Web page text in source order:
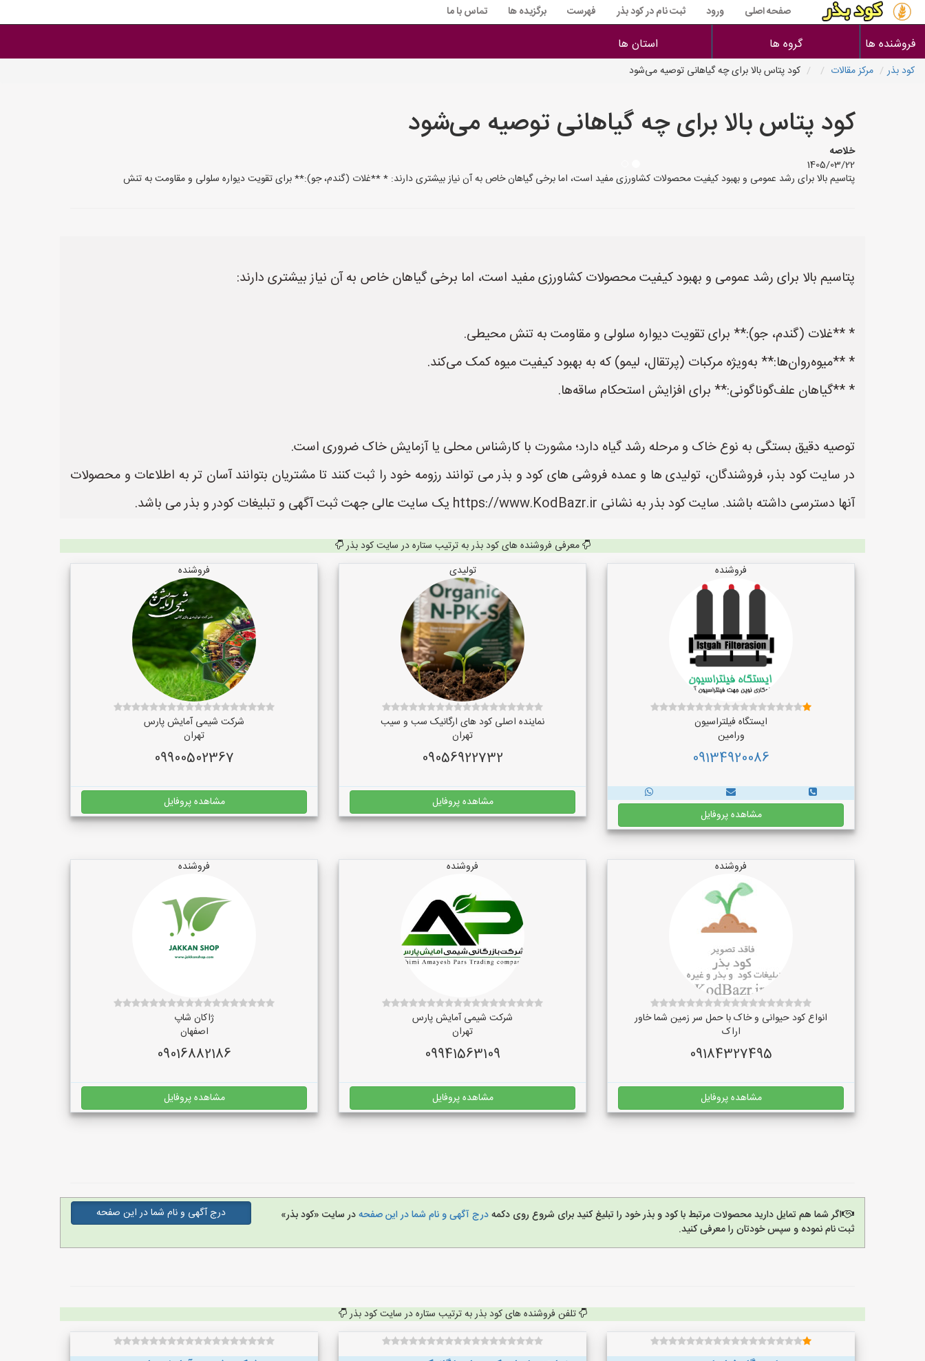
صفحه اصلی ورود ثبت نام در کود بذر فهرست برگزیده ها تماس با ما
فروشنده ها گروه ها استان ها
کود بذر مرکز مقالات کود پتاس بالا برای چه گیاهانی توصیه می‌شود
کود پتاس بالا برای چه گیاهانی توصیه می‌شود
خلاصه
1405/03/22
پتاسیم بالا برای رشد عمومی و بهبود کیفیت محصولات کشاورزی مفید است، اما برخی گیاهان خاص به آن نیاز بیشتری دارند: * **غلات (گندم، جو):** برای تقویت دیواره سلولی و مقاومت به تنش
پتاسیم بالا برای رشد عمومی و بهبود کیفیت محصولات کشاورزی مفید است، اما برخی گیاهان خاص به آن نیاز بیشتری دارند:
* **غلات (گندم، جو):** برای تقویت دیواره سلولی و مقاومت به تنش محیطی.
* **میوه‌روان‌ها:** به‌ویژه مرکبات (پرتقال، لیمو) که به بهبود کیفیت میوه کمک می‌کند.
* **گیاهان علف‌گوناگونی:** برای افزایش استحکام ساقه‌ها.
توصیه دقیق بستگی به نوع خاک و مرحله رشد گیاه دارد؛ مشورت با کارشناس محلی یا آزمایش خاک ضروری است.
در سایت کود بذر، فروشندگان، تولیدی ها و عمده فروشی های کود و بذر می توانند رزومه خود را ثبت کنند تا مشتریان بتوانند آسان تر به اطلاعات و محصولات
آنها دسترسی داشته باشند. سایت کود بذر به نشانی https://www.KodBazr.ir یک سایت عالی جهت ثبت آگهی و تبلیغات کودر و بذر می باشد.
معرفی فروشنده های کود بذر به ترتیب ستاره در سایت کود بذر
فروشنده
ایستگاه فیلتراسیون
ورامین
09134920086
مشاهده پروفایل
تولیدی
نماینده اصلی کود های ارگانیک سب و سیب
تهران
09056922732
مشاهده پروفایل
فروشنده
شرکت شیمی آمایش پارس
تهران
09900502367
مشاهده پروفایل
فروشنده
انواع کود حیوانی و خاک با حمل سر زمین شما خاور
اراک
09184327495
مشاهده پروفایل
فروشنده
شرکت شیمی آمایش پارس
تهران
09941563109
مشاهده پروفایل
فروشنده
ژاکان شاپ
اصفهان
09016882186
مشاهده پروفایل
اگر شما هم تمایل دارید محصولات مرتبط با کود و بذر خود را تبلیغ کنید برای شروع روی دکمهدرج آگهی و نام شما در این صفحهدر سایت «کود بذر»
ثبت نام نموده و سپس خودتان را معرفی کنید.
درج آگهی و نام شما در این صفحه
تلفن فروشنده های کود بذر به ترتیب ستاره در سایت کود بذر